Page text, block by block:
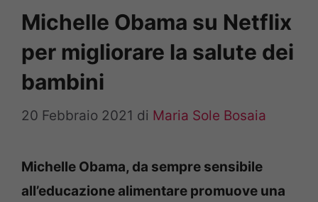
Michelle Obama su Netflix
per migliorare la salute dei
bambini
20 Febbraio 2021 di Maria Sole Bosaia
Michelle Obama, da sempre sensibile
all’educazione alimentare promuove una